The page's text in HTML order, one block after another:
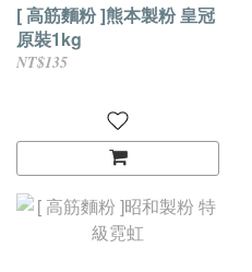
[ 高筋麵粉 ]熊本製粉 皇冠
原裝1kg
NT$135